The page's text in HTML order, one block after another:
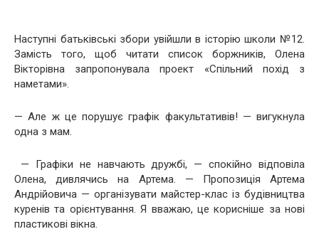
Наступні батьківські збори увійшли в історію школи №12.
Замість того, щоб читати список боржників, Олена
Вікторівна запропонувала проект «Спільний похід з
наметами».
— Але ж це порушує графік факультативів! — вигукнула
одна з мам.
— Графіки не навчають дружбі, — спокійно відповіла
Олена, дивлячись на Артема. — Пропозиція Артема
Андрійовича — організувати майстер-клас із будівництва
куренів та орієнтування. Я вважаю, це корисніше за нові
пластикові вікна.